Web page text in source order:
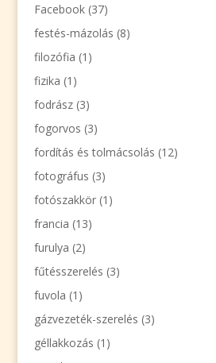
Facebook(37)
festés-mázolás (8)
filozófia (1)
fizika (1)
fodrász(3)
fogorvos (3)
fordítás és tolmácsolás (12)
fotográfus (3)
fotószakkör(1)
francia (13)
furulya (2)
fűtésszerelés (3)
fuvola (1)
gázvezeték-szerelés (3)
géllakkozás (1)